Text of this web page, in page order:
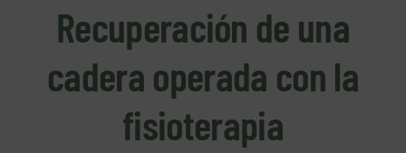
Recuperación de una
cadera operada con la
fisioterapia